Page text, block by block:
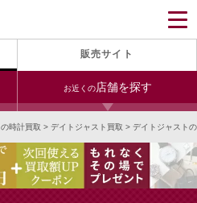
販売サイト
お近くの店舗を探す
すぐLINE査定
付（対応時間10:00～19:00）
買取を申し込む
参道店 新宿東口店
時計買取 > デイトジャスト買取 > デイトジャスト